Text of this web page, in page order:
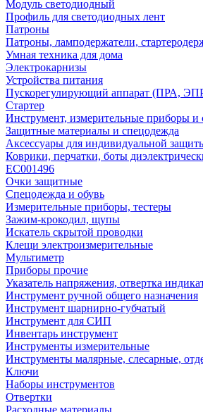
Модуль светодиодный
Профиль для светодиодных лент
Патроны
Патроны, ламподержатели,
Умная техника для дома
Электрокарнизы
Устройства питания
Пускорегулирующий аппарат (ПРА,
Стартер
Инструмент, измерительные приборы и
Защитные материалы и спецодежда
Аксессуары для индивидуальной
Коврики, перчатки, боты
EC001496
Очки защитные
Спецодежда и обувь
Измерительные приборы, тестеры
Зажим-крокодил, щупы
Искатель скрытой проводки
Клещи электроизмерительные
Мультиметр
Приборы прочие
Указатель напряжения, отвертка
Инструмент ручной общего назначения
Инструмент шарнирно-губчатый
Инструмент для СИП
Инвентарь инструмент
Инструменты измерительные
Инструменты малярные, слесарные,
Ключи
Наборы инструментов
Отвертки
Расходные материалы